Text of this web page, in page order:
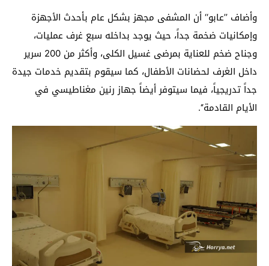
وأضاف ’’عابو‘‘ أن المشفى مجهز بشكل عام بأحدث الأجهزة
وإمكانيات ضخمة جداً، حيث يوجد بداخله سبع غرف عمليات،
وجناح ضخم للعناية بمرضى غسيل الكلى، وأكثر من 200 سرير
داخل الغرف لحضانات الأطفال، كما سيقوم بتقديم خدمات جيدة
جداً تدريجياً، فيما سيتوفر أيضاً جهاز رنين مغناطيسي في
الأيام القادمة‘‘.